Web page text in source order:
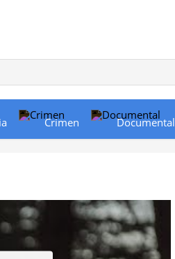
Crimen Documental